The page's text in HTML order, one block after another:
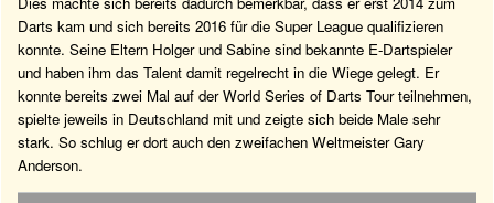
Darts kam und sich bereits 2016 für die Super League qualifizieren
konnte. Seine Eltern Holger und Sabine sind bekannte E-Dartspieler
und haben ihm das Talent damit regelrecht in die Wiege gelegt. Er
konnte bereits zwei Mal auf der World Series of Darts Tour teilnehmen,
spielte jeweils in Deutschland mit und zeigte sich beide Male sehr
stark. So schlug er dort auch den zweifachen Weltmeister Gary
Anderson.